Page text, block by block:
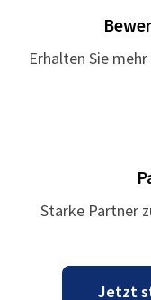
Erhalten Sie
Starke Partner